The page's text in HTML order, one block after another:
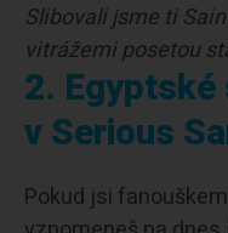
Slibovali jsme ti
vitrážemi posetou
2.
v Serious
Pokud jsi